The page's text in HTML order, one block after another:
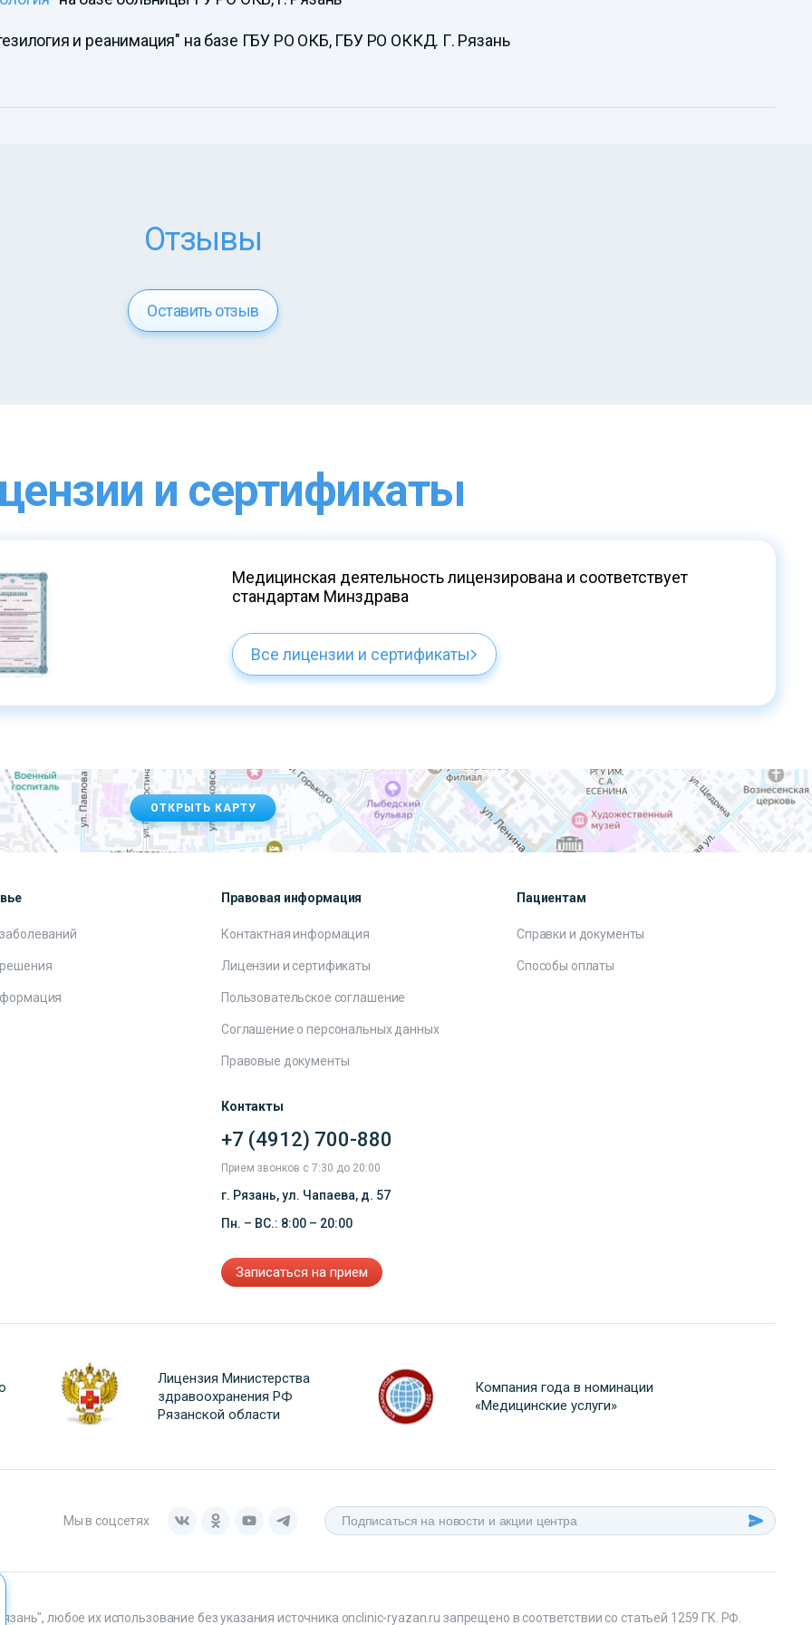
и реанимация" на базе ГБУ РО ОКБ, ГБУ РО ОККД. Г. Рязань
Отзывы
Оставить отзыв
и сертификаты
Медицинская деятельность лицензирована и соответствует
стандартам Минздрава
Все лицензии и сертификаты
ОТКРЫТЬ КАРТУ
Правовая информация
Контактная информация
Лицензии и сертификаты
Пользовательское соглашение
Соглашение о персональных данных
Правовые документы
Пациентам
Справки и документы
Способы оплаты
Контакты
+7 (4912) 700-880
Прием звонков с 7:30 до 20:00
г. Рязань, ул. Чапаева, д. 57
Пн. – ВС.: 8:00 – 20:00
Записаться на прием
Лицензия Министерства
здравоохранения РФ
Рязанской области
Компания года в номинации
«Медицинские услуги»
Мы в соцсетях
любое их использование без указания источника onclinic-ryazan.ru запрещено в соответствии со статьей 1259 ГК. РФ.